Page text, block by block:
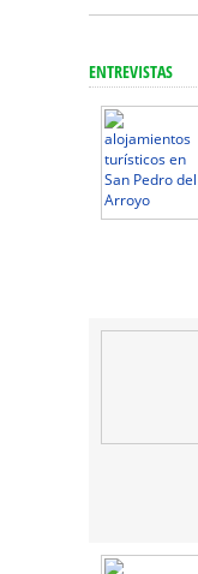
ENTREVISTAS